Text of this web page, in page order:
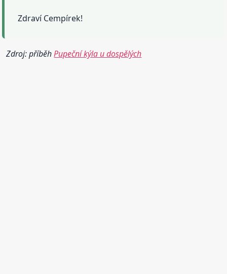
Zdraví Cempírek!
Zdroj: příběhPupeční kýla u dospělých